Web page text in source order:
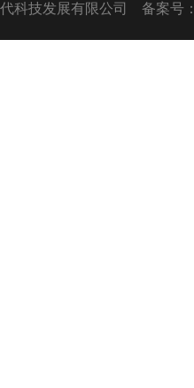
科技发展有限公司 备案号